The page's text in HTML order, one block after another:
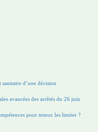
d’une décision
avancées des arrêtés du 26 juin
pour mieux les limiter ?